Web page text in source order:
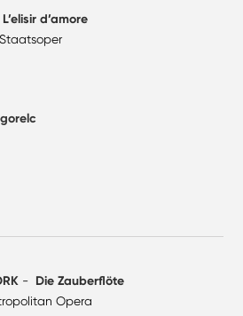
L’elisir d’amore
- Die Zauberflöte
Opera